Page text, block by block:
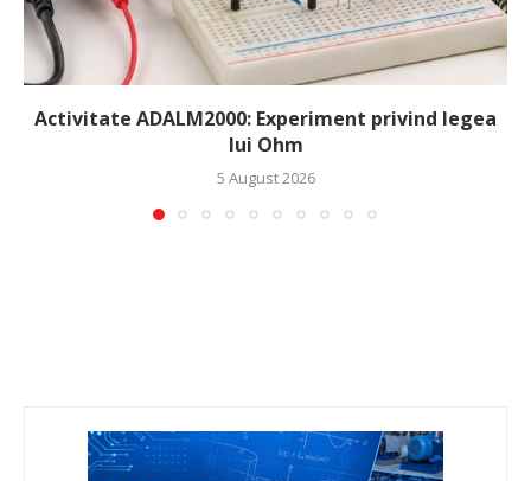
Activitate ADALM2000: Experiment privind legea
lui Ohm
5 August 2026